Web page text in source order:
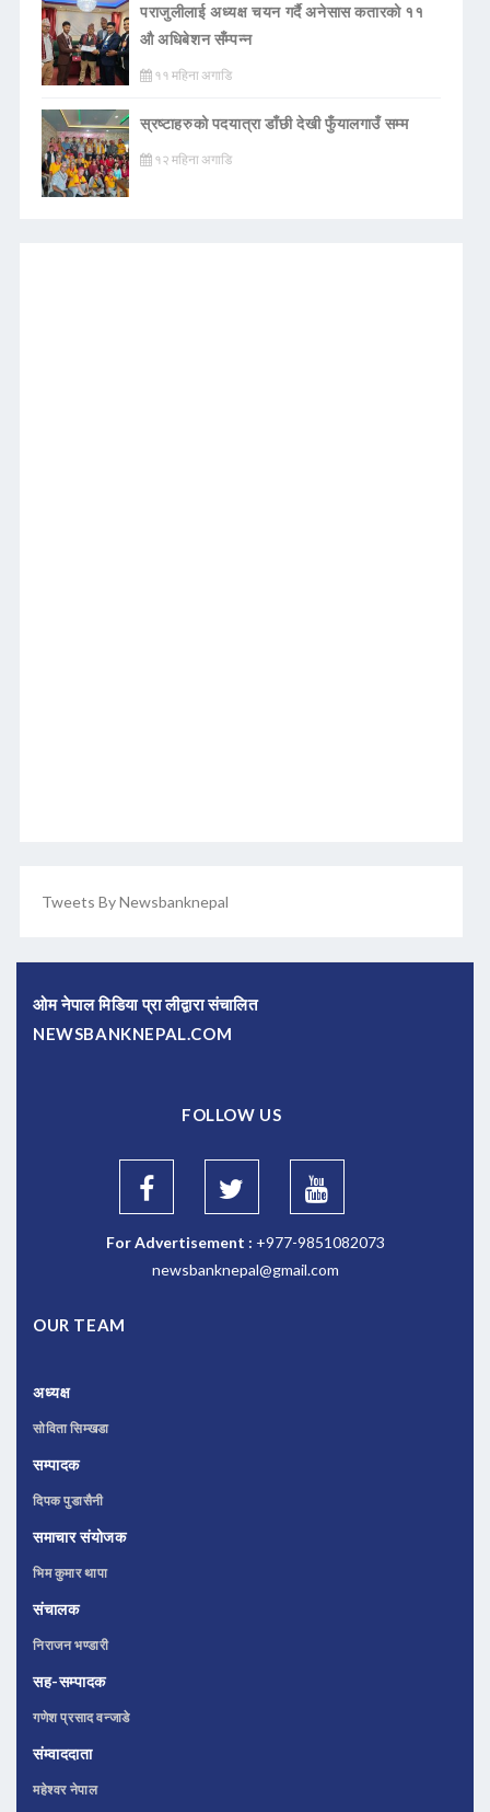
पराजुलीलाई अध्यक्ष चयन गर्दै अनेसास कतारको ११
औ अधिबेशन सँम्पन्न
११ महिना अगाडि
स्रष्टाहरुको पदयात्रा डाँछी देखी फुँयालगाउँ सम्म
१२ महिना अगाडि
Tweets By Newsbanknepal
ओम नेपाल मिडिया प्रा लीद्वारा संचालित
NEWSBANKNEPAL.COM
FOLLOW US
For Advertisement : +977-9851082073
newsbanknepal@gmail.com
OUR TEAM
अध्यक्ष
सोविता सिम्खडा
सम्पादक
दिपक पुडासैनी
समाचार संयोजक
भिम कुमार थापा
संचालक
निराजन भण्डारी
सह-सम्पादक
गणेश प्रसाद वन्जाडे
संम्वाददाता
महेश्वर नेपाल